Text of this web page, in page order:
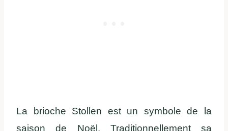
La brioche Stollen est un symbole de la
saison de Noël. Traditionnellement sa